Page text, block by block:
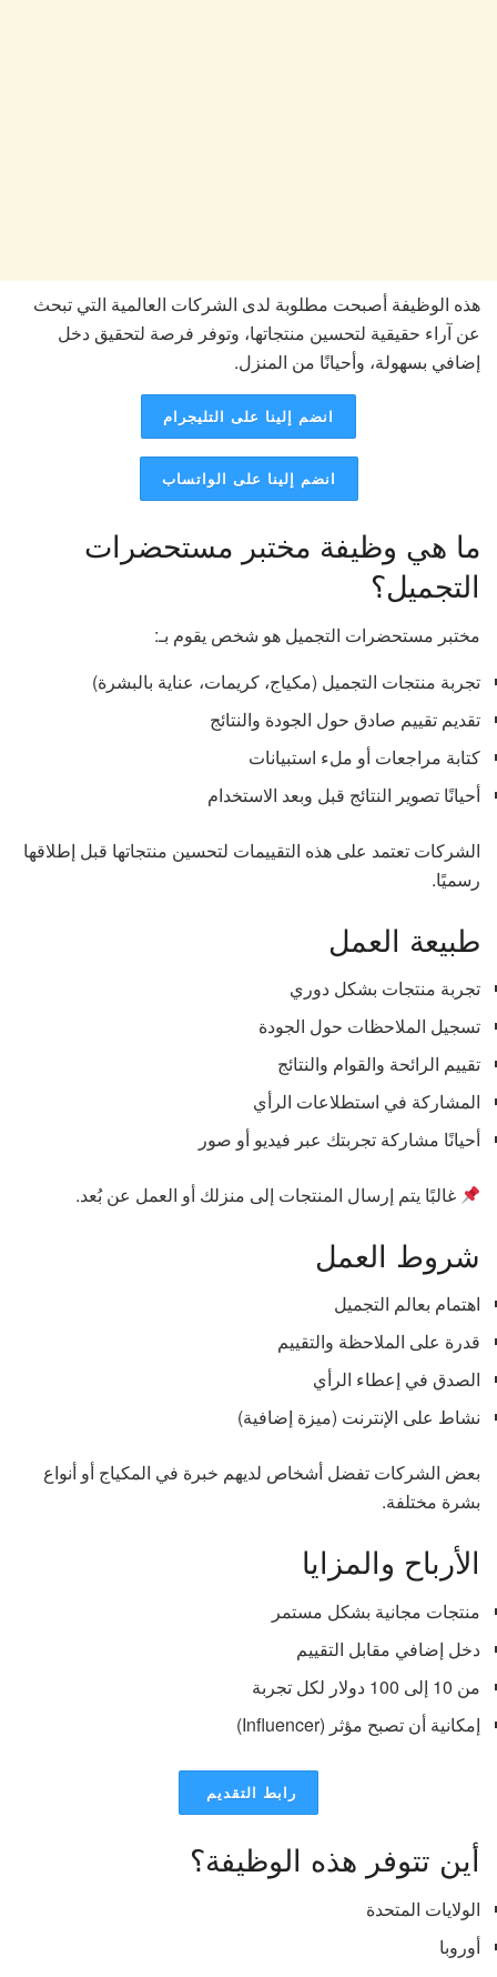
هذه الوظيفة أصبحت مطلوبة لدى الشركات العالمية التي تبحث
عن آراء حقيقية لتحسين منتجاتها، وتوفر فرصة لتحقيق دخل
إضافي بسهولة، وأحيانًا من المنزل.
انضم إلينا على التليجرام
انضم إلينا على الواتساب
ما هي وظيفة مختبر مستحضرات
التجميل؟
مختبر مستحضرات التجميل هو شخص يقوم بـ:
تجربة منتجات التجميل (مكياج، كريمات، عناية بالبشرة)
تقديم تقييم صادق حول الجودة والنتائج
كتابة مراجعات أو ملء استبيانات
أحيانًا تصوير النتائج قبل وبعد الاستخدام
الشركات تعتمد على هذه التقييمات لتحسين منتجاتها قبل إطلاقها
رسميًا.
طبيعة العمل
تجربة منتجات بشكل دوري
تسجيل الملاحظات حول الجودة
تقييم الرائحة والقوام والنتائج
المشاركة في استطلاعات الرأي
أحيانًا مشاركة تجربتك عبر فيديو أو صور
غالبًا يتم إرسال المنتجات إلى منزلك أو العمل عن بُعد.
شروط العمل
اهتمام بعالم التجميل
قدرة على الملاحظة والتقييم
الصدق في إعطاء الرأي
نشاط على الإنترنت (ميزة إضافية)
بعض الشركات تفضل أشخاص لديهم خبرة في المكياج أو أنواع
بشرة مختلفة.
الأرباح والمزايا
منتجات مجانية بشكل مستمر
دخل إضافي مقابل التقييم
من 10 إلى 100 دولار لكل تجربة
إمكانية أن تصبح مؤثر (Influencer)
رابط التقديم
أين تتوفر هذه الوظيفة؟
الولايات المتحدة
أوروبا